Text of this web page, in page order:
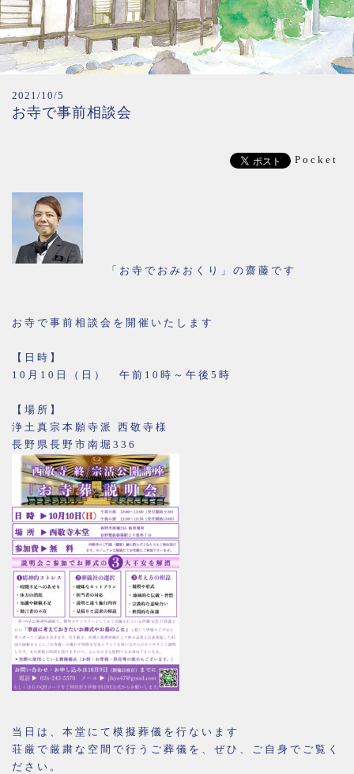
2021/10/5
お寺で事前相談会
Pocket
「お寺でおみおくり」の齋藤です
お寺で事前相談会を開催いたします
【日時】
10月10日（日） 午前10時～午後5時
【場所】
浄土真宗本願寺派 西敬寺様
長野県長野市南堀336
当日は、本堂にて模擬葬儀を行ないます
荘厳で厳粛な空間で行うご葬儀を、ぜひ、ご自身でご覧く
ださい。